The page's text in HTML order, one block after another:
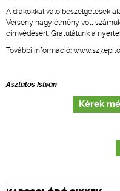
A diákokkal való beszélgetések
Verseny nagy élmény volt
címvédésért. Gratulálunk a
További információ:
Asztalos István
Kérek